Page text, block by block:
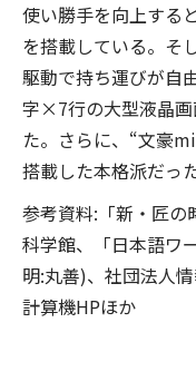
使い勝手を向上する
を搭載している。そ
駆動で持ち運びが自
字×7行の大型液晶画
た。さらに、“文豪
搭載した本格派だった
参考資料:「新・匠の
科学館、「日本語ワ
明:丸善)、社団法人
計算機HPほか